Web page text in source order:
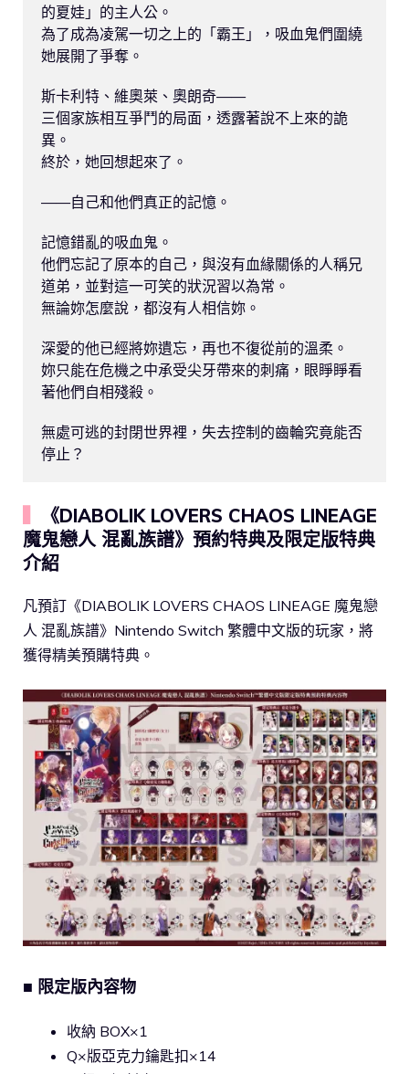
的夏娃」的主人公。
為了成為凌駕一切之上的「霸王」，吸血鬼們圍繞
她展開了爭奪。
斯卡利特、維奧萊、奧朗奇——
三個家族相互爭鬥的局面，透露著說不上來的詭
異。
終於，她回想起來了。
——自己和他們真正的記憶。
記憶錯亂的吸血鬼。
他們忘記了原本的自己，與沒有血緣關係的人稱兄
道弟，並對這一可笑的狀況習以為常。
無論妳怎麼說，都沒有人相信妳。
深愛的他已經將妳遺忘，再也不復從前的溫柔。
妳只能在危機之中承受尖牙帶來的刺痛，眼睜睜看
著他們自相殘殺。
無處可逃的封閉世界裡，失去控制的齒輪究竟能否
《DIABOLIK LOVERS CHAOS LINEAGE
魔鬼戀人 混亂族譜》預約特典及限定版特典
介紹
凡預訂《DIABOLIK LOVERS CHAOS LINEAGE 魔鬼戀
人 混亂族譜》Nintendo Switch 繁體中文版的玩家，將
獲得精美預購特典。
■ 限定版內容物
收納 BOX×1
Q×版亞克力鑰匙扣×14